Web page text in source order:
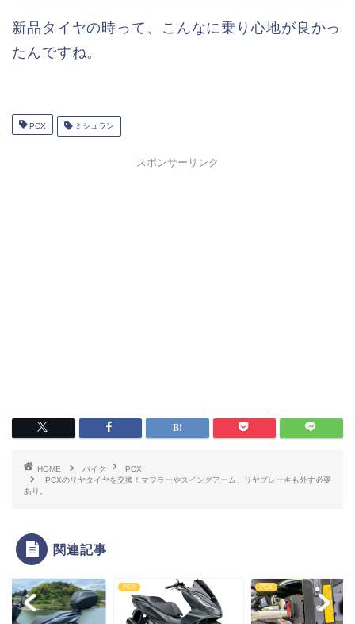
新品タイヤの時って、こんなに乗り心地が良かっ
たんですね。
PCX ミシュラン
スポンサーリンク
HOME バイク
PCX
PCXのリヤタイヤを交換！マフラーやスイングアーム、リヤブレーキも外す必要
あり。
関連記事
PCX PCX